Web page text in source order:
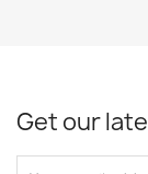
Get our